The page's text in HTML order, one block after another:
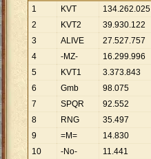
1
KVT 134.262.025
2
KVT2 39.930.122
3
ALIVE 27.527.757
4
-MZ- 16.299.996
5
KVT1 3.373.843
6
Gmb 98.075
7
SPQR 92.552
8
RNG 35.497
9
=M= 14.830
10
-No- 11.441